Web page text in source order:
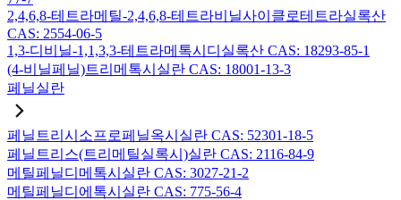
2,4,6,8-테트라메틸-2,4,6,8-테트라비닐사이클로테트라실록산
CAS: 2554-06-5
1,3-디비닐-1,1,3,3-테트라메톡시디실록산 CAS: 18293-85-1
(4-비닐페닐)트리메톡시실란 CAS: 18001-13-3
페닐실란
페닐트리시소프로페닐옥시실란 CAS: 52301-18-5
페닐트리스(트리메틸실록시)실란 CAS: 2116-84-9
메틸페닐디메톡시실란 CAS: 3027-21-2
메틸페닐디에톡시실란 CAS: 775-56-4